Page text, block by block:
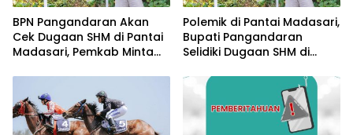
BPN Pangandaran Akan
Cek Dugaan SHM di Pantai
Madasari, Pemkab Minta
Polemik di Pantai Madasari,
Bupati Pangandaran
Selidiki Dugaan SHM di
Pantai